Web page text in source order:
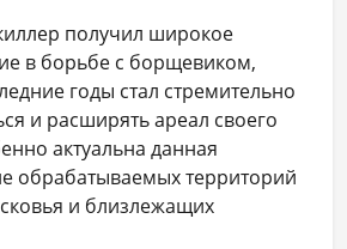
получил широкое
в борьбе с борщевиком,
годы стал стремительно
и расширять ареал своего
актуальна данная
обрабатываемых территорий
и близлежащих